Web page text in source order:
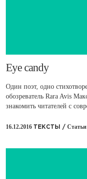
​Eye candy
Один поэт, одно
обозреватель Rara Avis
знакомить читателей с
16.12.2016 ТЕКСТЫ / Статьи